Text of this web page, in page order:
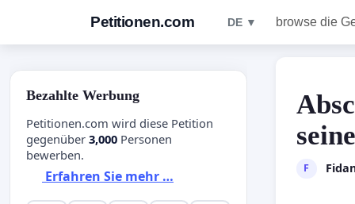
Petitionen.com DE ▼ browse die
F
Bezahlte Werbung
Petitionen.com wird diese Petition
gegenüber 3,000 Personen
bewerben.
Erfahren Sie mehr …